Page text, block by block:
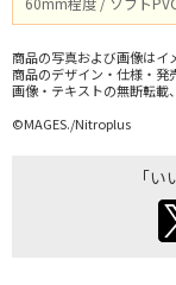
商品の写真および画像はイ
商品のデザイン・仕様・発
画像・テキストの無断転載
©MAGES./Nitroplus
「